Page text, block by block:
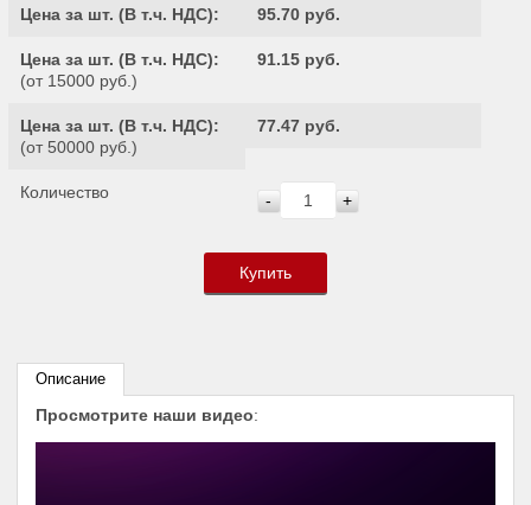
Цена за шт. (В т.ч. НДС): 95.70 руб.
Цена за шт. (В т.ч. НДС):
(от 15000 руб.)
91.15 руб.
Цена за шт. (В т.ч. НДС):
(от 50000 руб.)
77.47 руб.
Количество - +
Купить
Описание
Просмотрите наши видео: